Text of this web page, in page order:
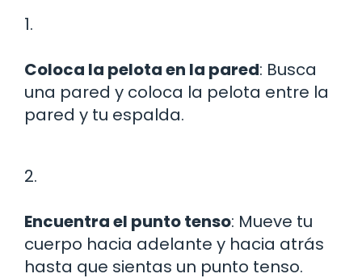
1.
Coloca la pelota en la pared: Busca
una pared y coloca la pelota entre la
pared y tu espalda.
2.
Encuentra el punto tenso: Mueve tu
cuerpo hacia adelante y hacia atrás
hasta que sientas un punto tenso.